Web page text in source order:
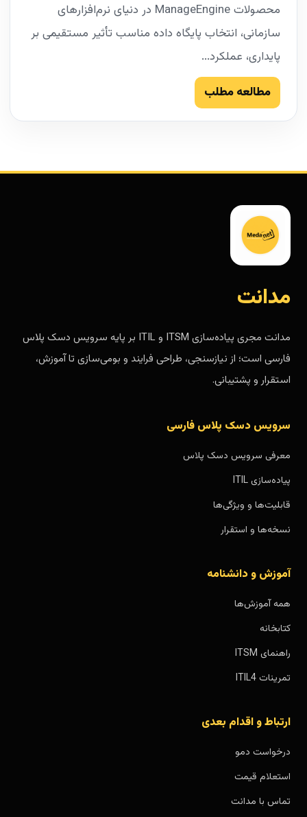
محصولات ManageEngine در دنیای نرم‌افزارهای
سازمانی، انتخاب پایگاه داده مناسب تأثیر مستقیمی بر
پایداری، عملکرد...
مطالعه مطلب
مدانت
مدانت مجری پیاده‌سازی ITSM و ITIL بر پایه سرویس دسک پلاس
فارسی است؛ از نیازسنجی، طراحی فرایند و بومی‌سازی تا آموزش،
استقرار و پشتیبانی.
سرویس دسک پلاس فارسی
معرفی سرویس دسک پلاس
پیاده‌سازی ITIL
قابلیت‌ها و ویژگی‌ها
نسخه‌ها و استقرار
آموزش و دانشنامه
همه آموزش‌ها
کتابخانه
راهنمای ITSM
تمرینات ITIL4
ارتباط و اقدام بعدی
درخواست دمو
استعلام قیمت
تماس با مدانت